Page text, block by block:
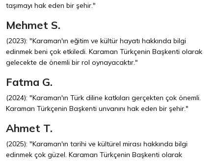
taşımayı hak eden bir şehir."
Mehmet S.
(2023): "Karaman'ın eğitim ve kültür hayatı hakkında bilgi
edinmek beni çok etkiledi. Karaman Türkçenin Başkenti olarak
gelecekte de önemli bir rol oynayacaktır."
Fatma G.
(2024): "Karaman'ın Türk diline katkıları gerçekten çok önemli.
Karaman Türkçenin Başkenti unvanını hak eden bir şehir."
Ahmet T.
(2025): "Karaman'ın tarihi ve kültürel mirası hakkında bilgi
edinmek çok güzel. Karaman Türkçenin Başkenti olarak